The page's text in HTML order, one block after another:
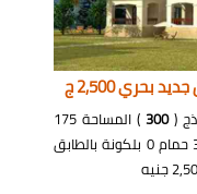
بحري 2,500 ج
(
300
) المساحة 175
بحري تطل على شارع تشمل 3 نوم 3 حمام 0 بلكونة بالطابق